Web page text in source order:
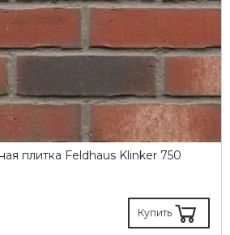
плитка Feldhaus Klinker 750
Купить